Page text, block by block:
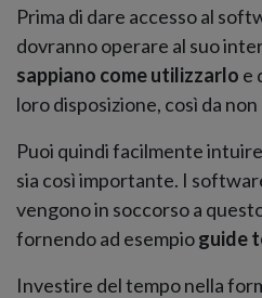
Prima di dare accesso al
dovranno operare al suo
sappiano come utilizzarlo e
loro disposizione, così da
Puoi quindi facilmente
sia così importante. I
vengono in soccorso a
fornendo ad esempioguide
Investire del tempo nella